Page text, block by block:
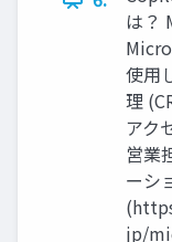
は？
使用
理
アク
営業
ーシ
jp/